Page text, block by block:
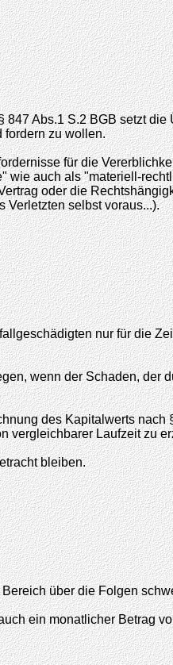
Abs.1 S.2 BGB setzt
fordern zu wollen.
für die
auch als "materiell-
oder die
Verletzten selbst voraus...).
nur für die
wenn der Schaden,
des Kapitalwerts
vergleichbarer Laufzeit zu
bleiben.
über die Folgen
ein monatlicher Betrag